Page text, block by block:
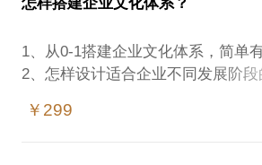
怎样搭建企业文化体系？
1、从0-1搭建企业文化体系，简单
2、怎样设计适合企业不同发展阶
4、初创企业怎样搭建文化体系
￥299